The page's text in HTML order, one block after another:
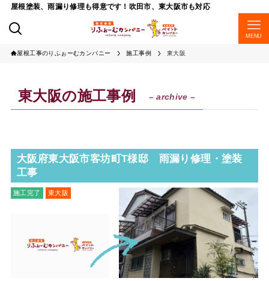
屋根塗装、雨漏り修理も得意です！吹田市、東大阪市も対応
MENU
屋根工事のりふぉーむカンパニー 施工事例 東大阪
東大阪の施工事例 – archive –
大阪府東大阪市客坊町T様邸 雨漏り修理・塗装
工事
施工完了 東大阪